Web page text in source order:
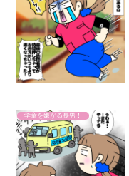
学童を嫌がる長男！